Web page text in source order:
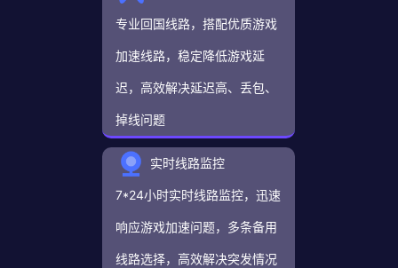
专业回国线路，搭配优质游戏
加速线路，稳定降低游戏延
迟，高效解决延迟高、丢包、
掉线问题
实时线路监控
7*24小时实时线路监控，迅速
响应游戏加速问题，多条备用
线路选择，高效解决突发情况